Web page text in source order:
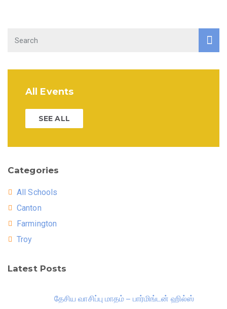
All Events
SEE ALL
Categories
All Schools
Canton
Farmington
Troy
Latest Posts
தேசிய வாசிப்பு மாதம் – பார்மிங்டன் ஹில்ஸ்